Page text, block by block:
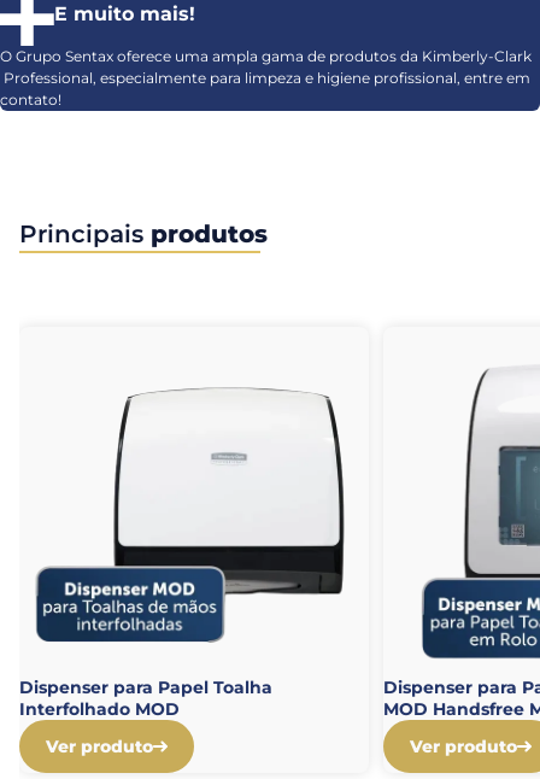
E muito mais!
O Grupo Sentax oferece uma ampla gama de produtos da Kimberly-Clark
Professional, especialmente para limpeza e higiene profissional, entre em
contato!
Principais produtos
Dispenser para Papel Toalha
Interfolhado MOD
Ver produto
Dispenser para
MOD Handsfree
Ver produto